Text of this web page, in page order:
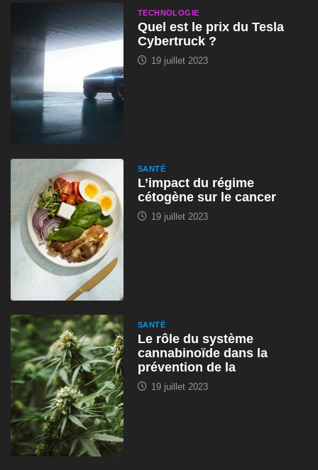
TECHNOLOGIE
Quel est le prix du Tesla
Cybertruck ?
19 juillet 2023
SANTÉ
L’impact du régime
cétogène sur le cancer
19 juillet 2023
SANTÉ
Le rôle du système
cannabinoïde dans la
prévention de la
19 juillet 2023